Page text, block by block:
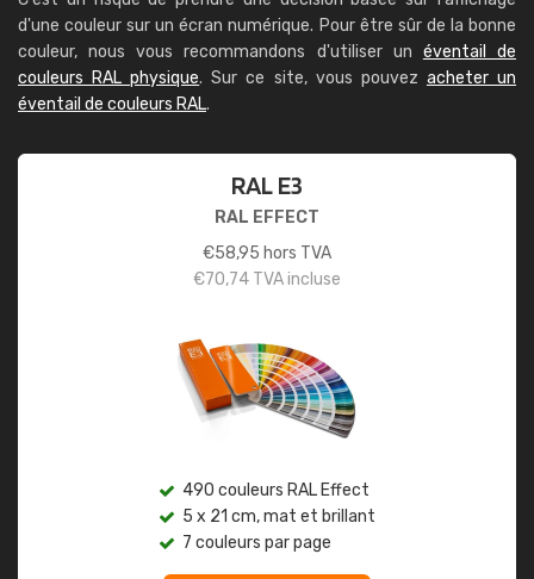
d'une couleur sur un écran numérique. Pour être sûr de la bonne
couleur, nous vous recommandons d'utiliser un éventail de
couleurs RAL physique. Sur ce site, vous pouvez acheter un
éventail de couleurs RAL.
RAL E3
RAL EFFECT
€58,95 hors TVA
€70,74 TVA incluse
490 couleurs RAL Effect
5 x 21 cm, mat et brillant
7 couleurs par page